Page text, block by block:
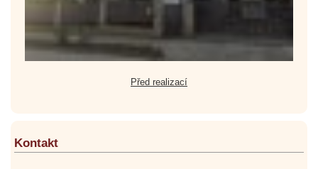
Před realizací
Kontakt